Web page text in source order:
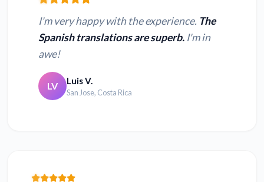
I'm very happy with the experience. The
Spanish translations are superb. I'm in
awe!
LV Luis V.
San Jose, Costa Rica